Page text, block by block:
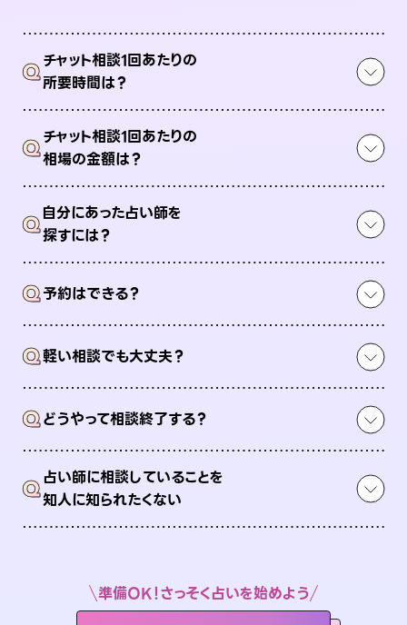
Qチャット相談1回あたりの
所要時間は？
Qチャット相談1回あたりの
相場の金額は？
Q自分にあった占い師を
探すには？
Q予約はできる？
Q軽い相談でも大丈夫？
Qどうやって相談終了する？
Q占い師に相談していることを
知人に知られたくない
準備OK！さっそく占いを始めよう